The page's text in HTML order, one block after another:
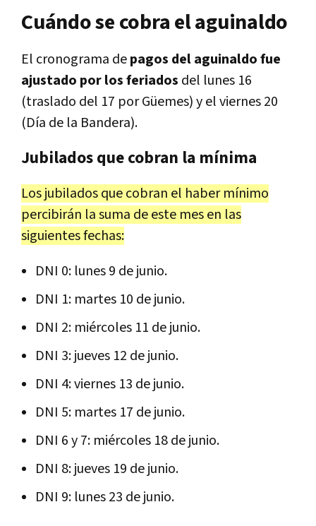
Cuándo se cobra el aguinaldo
El cronograma depagos del aguinaldo fue
ajustado por los feriados del lunes 16
(traslado del 17 por Güemes) y el viernes 20
(Día de la Bandera).
Jubilados que cobran la mínima
Los jubilados que cobran el haber mínimo
percibirán la suma de este mes en las
siguientes fechas:
DNI 0: lunes 9 de junio.
DNI 1: martes 10 de junio.
DNI 2: miércoles 11 de junio.
DNI 3: jueves 12 de junio.
DNI 4: viernes 13 de junio.
DNI 5: martes 17 de junio.
DNI 6 y 7: miércoles 18 de junio.
DNI 8: jueves 19 de junio.
DNI 9: lunes 23 de junio.